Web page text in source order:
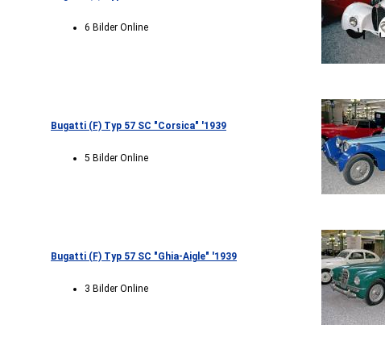
6 Bilder Online
Bugatti (F) Typ 57 SC "Corsica" '1939
5 Bilder Online
Bugatti (F) Typ 57 SC "Ghia-Aigle" '1939
3 Bilder Online